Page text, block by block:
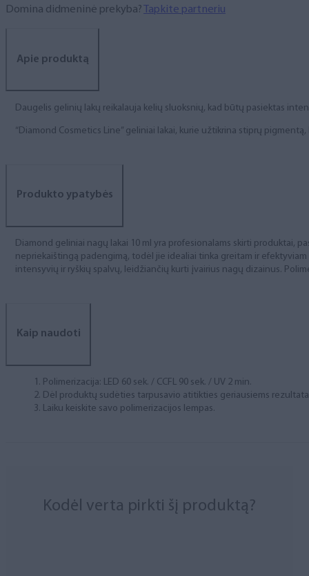
Domina didmeninė prekyba? Tapkite partneriu
Apie produktą
Daugelis gelinių lakų reikalauja kelių sluoksnių, kad būtų pasiektas
“Diamond Cosmetics Line” geliniai lakai, kurie užtikrina stiprų
Produkto ypatybės
Diamond geliniai nagų lakai 10 ml yra profesionalams skirti produktai,
nepriekaištingą padengimą, todėl jie idealiai tinka greitam ir
intensyvių ir ryškių spalvų, leidžiančių kurti įvairius nagų dizainus.
Kaip naudoti
Polimerizacija: LED 60 sek. / CCFL 90 sek. / UV 2 min.
Dėl produktų sudėties tarpusavio atitikties geriausiems
Laiku keiskite savo polimerizacijos lempas.
Kodėl verta pirkti šį produktą?